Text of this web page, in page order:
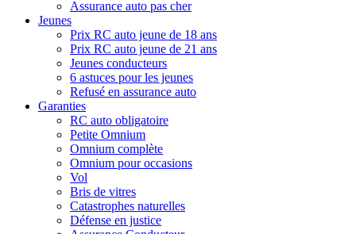
Assurance auto pas cher
Jeunes
Prix RC auto jeune de 18 ans
Prix RC auto jeune de 21 ans
Jeunes conducteurs
6 astuces pour les jeunes
Refusé en assurance auto
Garanties
RC auto obligatoire
Petite Omnium
Omnium complète
Omnium pour occasions
Vol
Bris de vitres
Catastrophes naturelles
Défense en justice